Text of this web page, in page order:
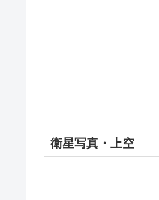
衛星写真・上空